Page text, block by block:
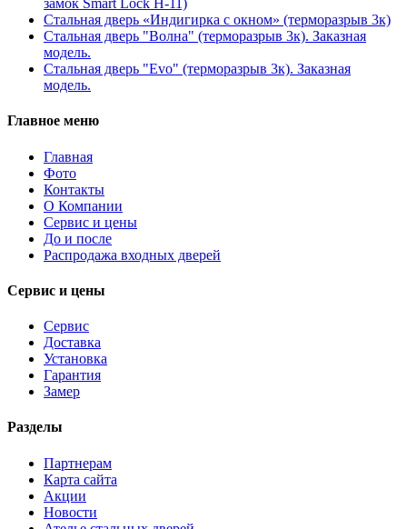
замок Smart Lock H-11)
Стальная дверь «Индигирка с окном» (терморазрыв 3к)
Стальная дверь "Волна" (терморазрыв 3к). Заказная
модель.
Стальная дверь "Evo" (терморазрыв 3к). Заказная
модель.
Главное меню
Главная
Фото
Контакты
О Компании
Сервис и цены
До и после
Распродажа входных дверей
Сервис и цены
Сервис
Доставка
Установка
Гарантия
Замер
Разделы
Партнерам
Карта сайта
Акции
Новости